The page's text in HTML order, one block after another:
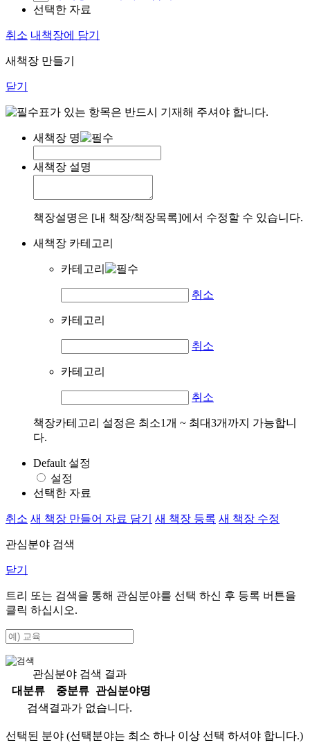
선택한 자료
취소 내책장에 담기
새책장 만들기
닫기
표가 있는 항목은 반드시 기재해 주셔야 합니다.
새책장 명
새책장 설명
책장설명은 [내 책장/책장목록]에서 수정할 수 있습니다.
새책장 카테고리
카테고리
취소
카테고리
취소
카테고리
취소
책장카테고리 설정은 최소1개 ~ 최대3개까지 가능합니
다.
Default 설정
설정
선택한 자료
취소 새 책장 만들어 자료 담기 새 책장 등록 새 책장 수정
관심분야 검색
닫기
트리 또는 검색을 통해 관심분야를 선택 하신 후 등록 버튼을
클릭 하십시오.
관심분야 검색 결과
대분류
중분류
관심분야명
검색결과가 없습니다.
선택된 분야 (선택분야는 최소 하나 이상 선택 하셔야 합니다.)